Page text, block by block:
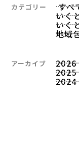
カテゴリー すべ
いく
いく
地域
アーカイブ 2026
2025
2024